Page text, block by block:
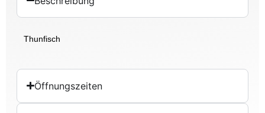
Thunfisch
Öffnungszeiten